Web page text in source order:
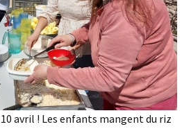
avril ! Les enfants mangent du riz